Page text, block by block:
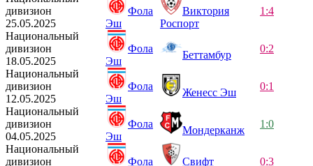
дивизион
25.05.2025
Фола
Эш
Виктория
Роспорт
1:4
Национальный
дивизион
18.05.2025
Фола
Эш
Беттамбур
0:2
Национальный
дивизион
12.05.2025
Фола
Эш
Женесс Эш
0:1
Национальный
дивизион
04.05.2025
Фола
Эш
Мондерканж
1:0
Национальный
дивизион
Фола
Свифт
0:3